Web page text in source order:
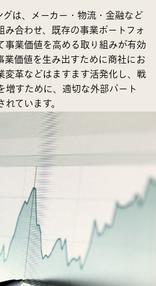
グは、メーカー・物流・金融など
合わせ、既存の事業ポートフォ
事業価値を高める取り組みが有効
業価値を生み出すために商社にお
変革などはますます活発化し、戦
増すために、適切な外部パート
ています。